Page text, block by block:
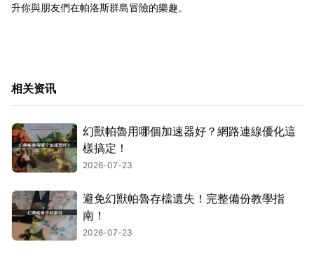
升你與朋友們在帕洛斯群島冒險的樂趣。
相关资讯
幻獸帕魯用哪個加速器好？網路連線優化這
樣搞定！
2026-07-23
避免幻獸帕魯存檔遺失！完整備份教學指
南！
2026-07-23